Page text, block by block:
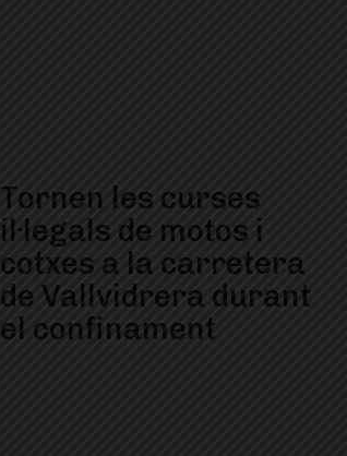
Tornen les curses
il·legals de motos i
cotxes a la carretera
de Vallvidrera durant
el confinament